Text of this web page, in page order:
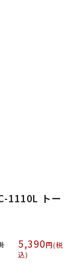
1110L トー
5,390円(税
込)